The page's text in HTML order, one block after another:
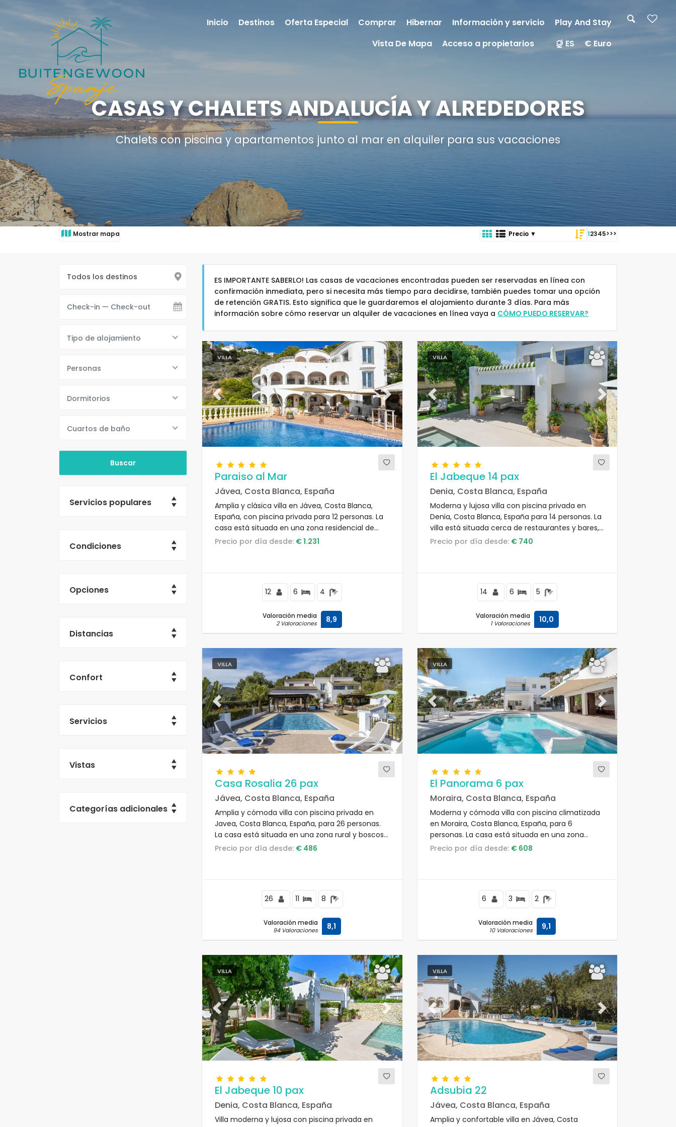
CASAS Y CHALETS ANDALUCÍA Y ALREDEDORES
Chalets con piscina y apartamentos junto al mar en alquiler para sus vacaciones
Mostrar mapa 12345>>>
Tipo de alojamiento
Personas
Dormitorios
Cuartos de baño
Servicios populares
Condiciones
Opciones
Distancias
Confort
Servicios
Vistas
Categorías adicionales
ES IMPORTANTE SABERLO! Las casas de vacaciones encontradas pueden ser reservadas en línea con
confirmación inmediata, pero si necesita más tiempo para decidirse, también puedes tomar una opción
de retención GRATIS. Esto significa que le guardaremos el alojamiento durante 3 días. Para más
información sobre cómo reservar un alquiler de vacaciones en línea vaya a CÓMO PUEDO RESERVAR?
VILLA
Previous Next
Paraiso al Mar
Jávea, Costa Blanca, España
Amplia y clásica villa en Jávea, Costa Blanca,
España, con piscina privada para 12 personas. La
casa está situada en una zona residencial de
playa, a 100 metros de la Playa Ambolo y a 50
Precio por día desde: € 1.231
12 6 4
Valoración media
2 Valoraciones 8,9
VILLA
Previous Next
El Jabeque 14 pax
Denia, Costa Blanca, España
Moderna y lujosa villa con piscina privada en
Denia, Costa Blanca, España para 14 personas. La
villa está situada cerca de restaurantes y bares,
a 25 metros de la playa de Les Marines y a 25
Precio por día desde: € 740
14 6 5
Valoración media
1 Valoraciones 10,0
VILLA
Previous Next
Casa Rosalia 26 pax
Jávea, Costa Blanca, España
Amplia y cómoda villa con piscina privada en
Javea, Costa Blanca, España, para 26 personas.
La casa está situada en una zona rural y boscosa
cerca de la playa.
Precio por día desde: € 486
26 11 8
Valoración media
94 Valoraciones 8,1
VILLA
Previous Next
El Panorama 6 pax
Moraira, Costa Blanca, España
Moderna y cómoda villa con piscina climatizada
en Moraira, Costa Blanca, España, para 6
personas. La casa está situada en una zona
residencial y con colinas, a 4 km de la Playa de
Precio por día desde: € 608
6 3 2
Valoración media
10 Valoraciones 9,1
VILLA
Previous Next
El Jabeque 10 pax
Denia, Costa Blanca, España
Villa moderna y lujosa con piscina privada en
VILLA
Previous Next
Adsubia 22
Jávea, Costa Blanca, España
Amplia y confortable villa en Jávea, Costa
Inicio Destinos Oferta Especial Comprar Hibernar Información y servicio
Play And Stay
Vista De Mapa
Acceso a propietarios ES € Euro